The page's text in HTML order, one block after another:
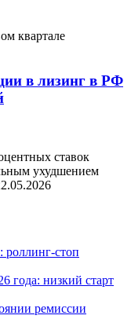
квартале
в лизинг в РФ
ставок
ухудшением
роллинг-стоп
года: низкий старт
ремиссии